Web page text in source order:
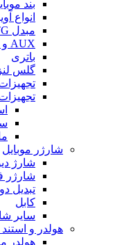
بند
انواع
مبدل OTG و دانگل
AUX و کابل صدا
باتری
گلس لنز
شارژر موبایل
شارژ
شارژر
تبدیل
کابل
سایر
هولدر و استند
هولدر